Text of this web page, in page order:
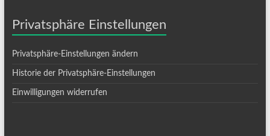
Privatsphäre Einstellungen
Privatsphäre-Einstellungen ändern
Historie der Privatsphäre-Einstellungen
Einwilligungen widerrufen